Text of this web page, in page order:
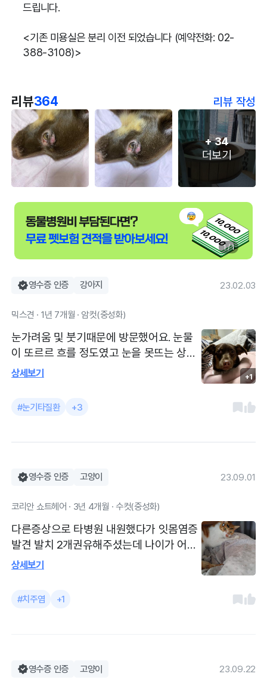
드립니다.
<기존 미용실은 분리 이전 되었습니다 (예약전화: 02-
388-3108)>
리뷰364 리뷰 작성
+34
더보기
1 / 1
영수증 인증 강아지 23.02.03
믹스견 · 1년 7개월 · 암컷(중성화)
눈가려움 및 붓기때문에 방문했어요. 눈물
이 또르르 흐를 정도였고 눈을 못뜨는 상태
였어요. 추측하기로는 알러지때문인 것 같
선생님을 쳐다도 안보고 구석에 들어가 있
에 가서 다음번에 또 그러면 그때는 마취하
하셨어요ㅜ 알러지 검사도 생각해보라고 하
셨구여. 부디 괜찮아지길 바래여.. 얼마전에
인테리어를 싹 바꾸셔서 깨끗하고 쾌적해
절하세용
상세보기 +1
#눈기타질환 +3
영수증 인증 고양이 23.09.01
코리안 쇼트헤어 · 3년 4개월 · 수컷(중성화)
다른증상으로 타병원 내원했다가 잇몸염증
발견 발치 2개권유해주셨는데 나이가 어려
꼭빼야하나 고민중 지인분 추천으로 이곳에
혈검및초음파 키트검사했는데 이상없다고
않았네요 만족했고 원장님 친절하십니다.
상세보기
#치주염 +1
영수증 인증 고양이 23.09.22